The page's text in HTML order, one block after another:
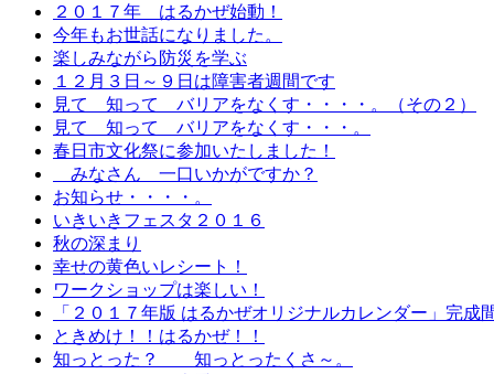
２０１７年 はるかぜ始動！
今年もお世話になりました。
楽しみながら防災を学ぶ
１２月３日～９日は障害者週間です
見て 知って バリアをなくす・・・・。（その２）
見て 知って バリアをなくす・・・。
春日市文化祭に参加いたしました！
みなさん 一口いかがですか？
お知らせ・・・・。
いきいきフェスタ２０１６
秋の深まり
幸せの黄色いレシート！
ワークショップは楽しい！
「２０１７年版 はるかぜオリジナルカレンダー」完成
ときめけ！！はるかぜ！！
知っとった？ 知っとったくさ～。